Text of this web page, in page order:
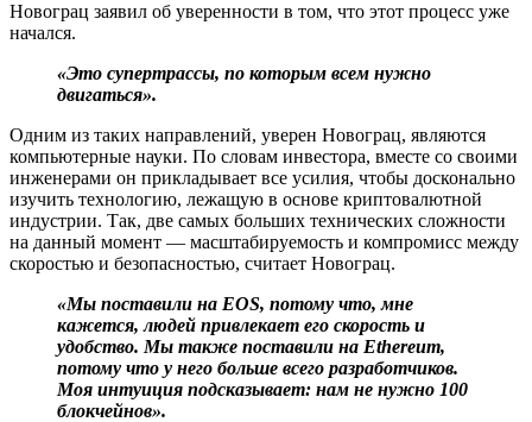
Новограц заявил об уверенности в том, что этот процесс уже
начался.
«Это супертрассы, по которым всем нужно
двигаться».
Одним из таких направлений, уверен Новограц, являются
компьютерные науки. По словам инвестора, вместе со своими
инженерами он прикладывает все усилия, чтобы досконально
изучить технологию, лежащую в основе криптовалютной
индустрии. Так, две самых больших технических сложности
на данный момент — масштабируемость и компромисс между
скоростью и безопасностью, считает Новограц.
«Мы поставили на EOS, потому что, мне
кажется, людей привлекает его скорость и
удобство. Мы также поставили на Ethereum,
потому что у него больше всего разработчиков.
Моя интуиция подсказывает: нам не нужно 100
блокчейнов».